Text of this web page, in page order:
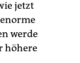
jetzt
werde
höhere